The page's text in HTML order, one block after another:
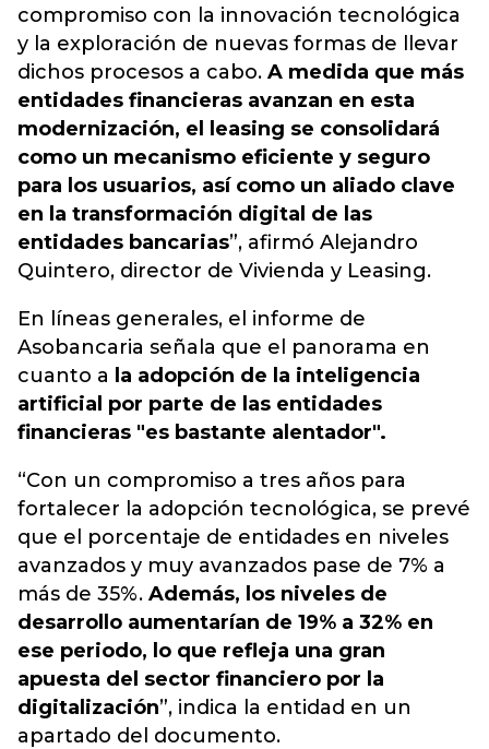
compromiso con la innovación tecnológica
y la exploración de nuevas formas de llevar
dichos procesos a cabo. A medida que más
entidades financieras avanzan en esta
modernización, el leasing se consolidará
como un mecanismo eficiente y seguro
para los usuarios, así como un aliado clave
en la transformación digital de las
entidades bancarias”, afirmó Alejandro
Quintero, director de Vivienda y Leasing.
En líneas generales, el informe de
Asobancaria señala que el panorama en
cuanto a la adopción de la inteligencia
artificial por parte de las entidades
financieras "es bastante alentador".
“Con un compromiso a tres años para
fortalecer la adopción tecnológica, se prevé
que el porcentaje de entidades en niveles
avanzados y muy avanzados pase de 7% a
más de 35%. Además, los niveles de
desarrollo aumentarían de 19% a 32% en
ese periodo, lo que refleja una gran
apuesta del sector financiero por la
digitalización”, indica la entidad en un
apartado del documento.